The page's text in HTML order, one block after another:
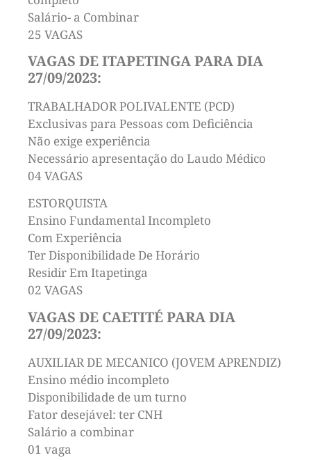
Salário- a Combinar
25 VAGAS
VAGAS DE ITAPETINGA PARA DIA
27/09/2023:
TRABALHADOR POLIVALENTE (PCD)
Exclusivas para Pessoas com Deficiência
Não exige experiência
Necessário apresentação do Laudo Médico
04 VAGAS
ESTORQUISTA
Ensino Fundamental Incompleto
Com Experiência
Ter Disponibilidade De Horário
Residir Em Itapetinga
02 VAGAS
VAGAS DE CAETITÉ PARA DIA
27/09/2023:
AUXILIAR DE MECANICO (JOVEM APRENDIZ)
Ensino médio incompleto
Disponibilidade de um turno
Fator desejável: ter CNH
Salário a combinar
01 vaga